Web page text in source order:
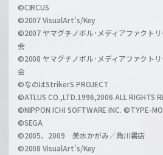
a
r
z
i
l
h
a
n
©CIRCUS
©2007 VisualArt's/Key
©2007 ヤマグチノボル･メディアファクト
会
©2008 ヤマグチノボル･メディアファクト
会
©なのはStrikerS PROJECT
©ATLUS CO.,LTD.1996,2006 ALL RIGHTS
©NIPPON ICHI SOFTWARE INC. ©TYPE-
©SEGA
©2005、2009 美水かがみ／角川書店
©2008 VisualArt's/Key